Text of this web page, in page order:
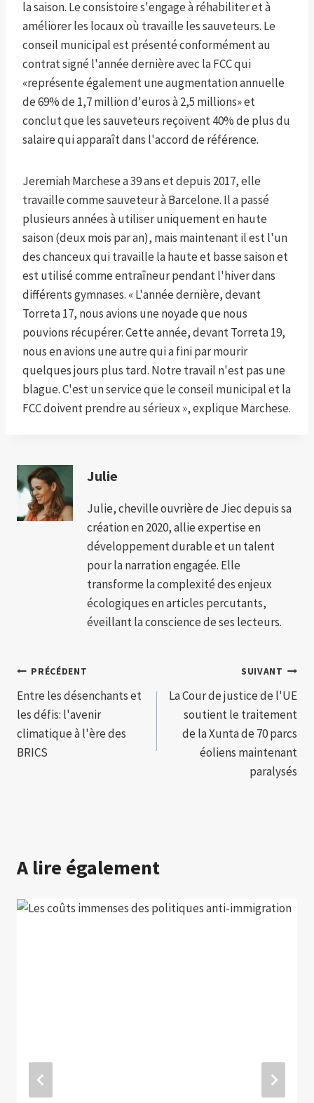
la saison. Le consistoire s'engage à réhabiliter et à
améliorer les locaux où travaille les sauveteurs. Le
conseil municipal est présenté conformément au
contrat signé l'année dernière avec la FCC qui
«représente également une augmentation annuelle
de 69% de 1,7 million d'euros à 2,5 millions» et
conclut que les sauveteurs reçoivent 40% de plus du
salaire qui apparaît dans l'accord de référence.
Jeremiah Marchese a 39 ans et depuis 2017, elle
travaille comme sauveteur à Barcelone. Il a passé
plusieurs années à utiliser uniquement en haute
saison (deux mois par an), mais maintenant il est l'un
des chanceux qui travaille la haute et basse saison et
est utilisé comme entraîneur pendant l'hiver dans
différents gymnases. « L'année dernière, devant
Torreta 17, nous avions une noyade que nous
pouvions récupérer. Cette année, devant Torreta 19,
nous en avions une autre qui a fini par mourir
quelques jours plus tard. Notre travail n'est pas une
blague. C'est un service que le conseil municipal et la
FCC doivent prendre au sérieux », explique Marchese.
Julie
Julie, cheville ouvrière de Jiec depuis sa
création en 2020, allie expertise en
développement durable et un talent
pour la narration engagée. Elle
transforme la complexité des enjeux
écologiques en articles percutants,
éveillant la conscience de ses lecteurs.
Navigation
de
l’article
PRÉCÉDENT
Entre les désenchants et
les défis: l'avenir
climatique à l'ère des
BRICS
SUIVANT
La Cour de justice de l'UE
soutient le traitement
de la Xunta de 70 parcs
éoliens maintenant
paralysés
A lire également